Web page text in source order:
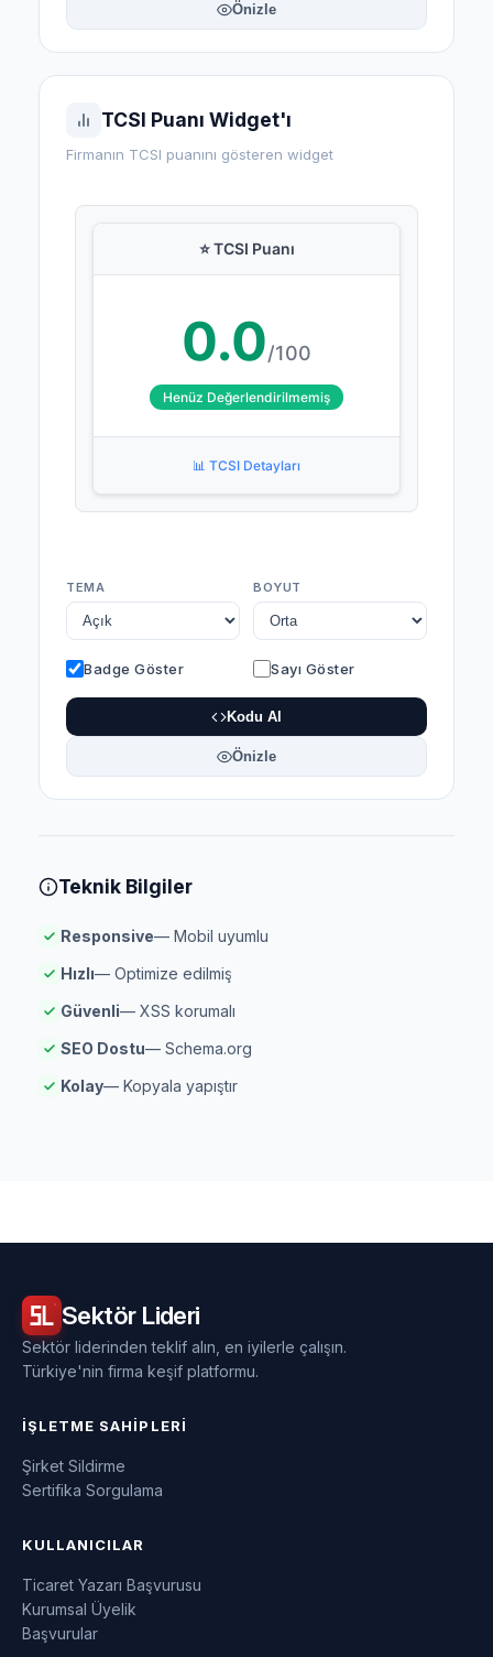
Önizle
TCSI Puanı Widget'ı
Firmanın TCSI puanını gösteren widget
⭐ TCSI Puanı
0.0/100
Henüz Değerlendirilmemiş
📊 TCSI Detayları
TEMA BOYUT
Badge Göster Sayı Göster
Kodu Al
Önizle
Teknik Bilgiler
Responsive— Mobil uyumlu
Hızlı— Optimize edilmiş
Güvenli— XSS korumalı
SEO Dostu— Schema.org
Kolay— Kopyala yapıştır
Sektör Lideri
Sektör liderinden teklif alın, en iyilerle çalışın.
Türkiye'nin firma keşif platformu.
İŞLETME SAHIPLERI
Şirket Sildirme
Sertifika Sorgulama
KULLANICILAR
Ticaret Yazarı Başvurusu
Kurumsal Üyelik
Başvurular